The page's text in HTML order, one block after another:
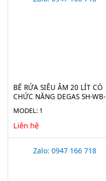
BỂ RỬA SIÊU ÂM 20 LÍT CÓ
CHỨC NĂNG DEGAS SH-WB-
MODEL: 1
Liên hệ
Zalo: 0947 166 718